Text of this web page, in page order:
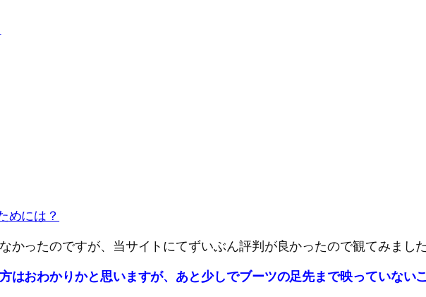
めには？
かったのですが、当サイトにてずいぶん評判が良かったので観てみました
はおわかりかと思いますが、あと少しでブーツの足先まで映っていない